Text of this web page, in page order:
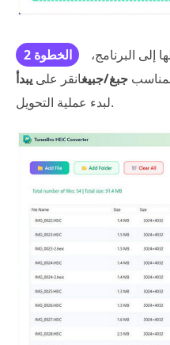
الخطوة 2
إلى البرنامج،
جبغ/جبيغانقر على يبدأ
لبدء عملية التحويل.